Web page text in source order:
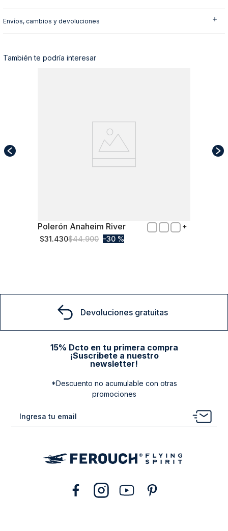
Envíos, cambios y devoluciones
También te podría interesar
XL
Polerón Anaheim River
$31.430$44.900 30 %
Devoluciones gratuitas
15% Dcto en tu primera compra
¡Suscribete a nuestro
newsletter!
*Descuento no acumulable con otras
promociones